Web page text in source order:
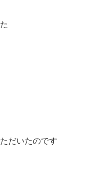
だいたのです